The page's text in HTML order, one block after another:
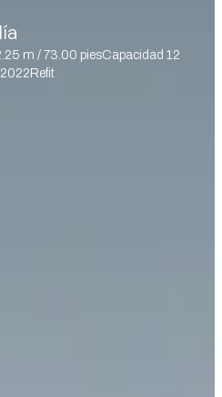
m / 73.00 piesCapacidad 12
Refit